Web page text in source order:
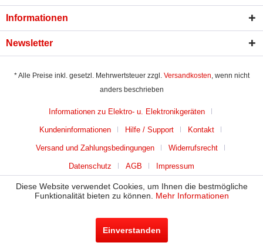
Informationen
Newsletter
* Alle Preise inkl. gesetzl. Mehrwertsteuer zzgl. Versandkosten, wenn nicht
anders beschrieben
Informationen zu Elektro- u. Elektronikgeräten
Kundeninformationen Hilfe / Support Kontakt
Versand und Zahlungsbedingungen Widerrufsrecht
Datenschutz AGB Impressum
Diese Website verwendet Cookies, um Ihnen die bestmögliche
Funktionalität bieten zu können. Mehr Informationen
Einverstanden